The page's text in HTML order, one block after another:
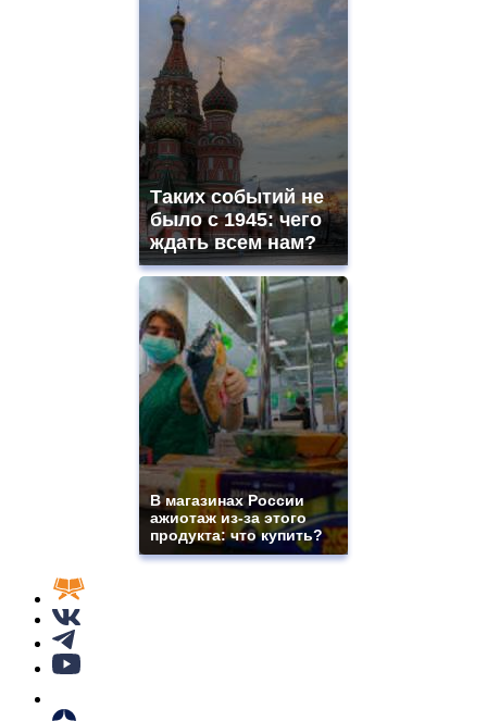
Таких событий не
было с 1945: чего
ждать всем нам?
В магазинах России
ажиотаж из-за этого
продукта: что купить?